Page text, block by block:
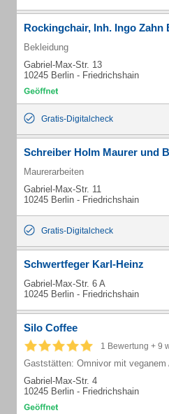
Rockingchair, Inh. Ingo Zahn
Bekleidung
Gabriel-Max-Str. 13
10245 Berlin - Friedrichshain
Gratis-Digitalcheck
Schreiber Holm Maurer und
Maurerarbeiten
Gabriel-Max-Str. 11
10245 Berlin - Friedrichshain
Gratis-Digitalcheck
Schwertfeger Karl-Heinz
Gabriel-Max-Str. 6 A
10245 Berlin - Friedrichshain
Silo Coffee
1 Bewertung + 9
Gaststätten: Omnivor mit veganem
Gabriel-Max-Str. 4
10245 Berlin - Friedrichshain